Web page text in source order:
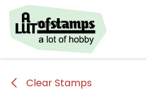
Overslaan naar inhoud
Clear Stamps